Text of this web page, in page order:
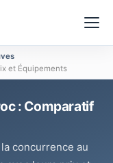
et Équipements
: Comparatif
concurrence au